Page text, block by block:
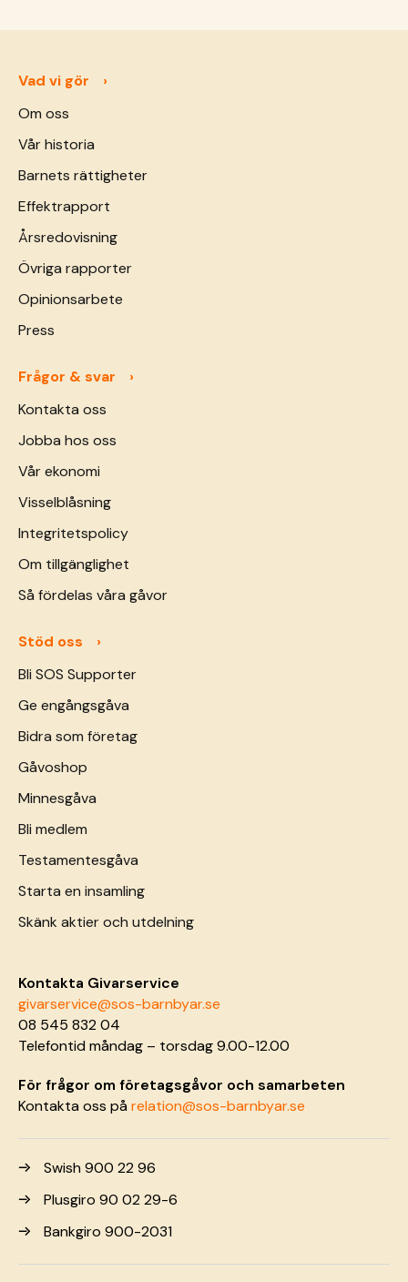
Vad vi gör
Om oss
Vår historia
Barnets rättigheter
Effektrapport
Årsredovisning
Övriga rapporter
Opinionsarbete
Press
Frågor & svar
Kontakta oss
Jobba hos oss
Vår ekonomi
Visselblåsning
Integritetspolicy
Om tillgänglighet
Så fördelas våra gåvor
Stöd oss
Bli SOS Supporter
Ge engångsgåva
Bidra som företag
Gåvoshop
Minnesgåva
Bli medlem
Testamentesgåva
Starta en insamling
Skänk aktier och utdelning
Kontakta Givarservice
givarservice@sos-barnbyar.se
08 545 832 04
Telefontid måndag – torsdag 9.00-12.00
För frågor om företagsgåvor och samarbeten
Kontakta oss pårelation@sos-barnbyar.se
Swish 900 22 96
Plusgiro 90 02 29-6
Bankgiro 900-2031